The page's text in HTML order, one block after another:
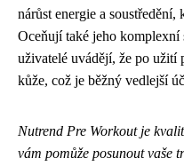
nárůst energie a
Oceňují také jeho
uživatelé uvádějí, že po
kůže, což je běžný vedlejší
Nutrend Pre Workout je
vám pomůže posunout vaše